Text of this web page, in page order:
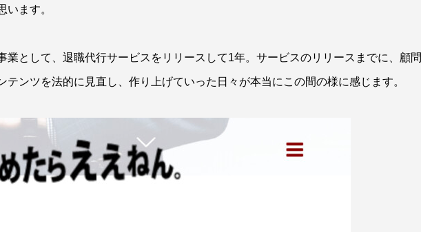
います。
業として、退職代行サービスをリリースして1年。サービスのリリースまでに、顧
テンツを法的に見直し、作り上げていった日々が本当にこの間の様に感じます。